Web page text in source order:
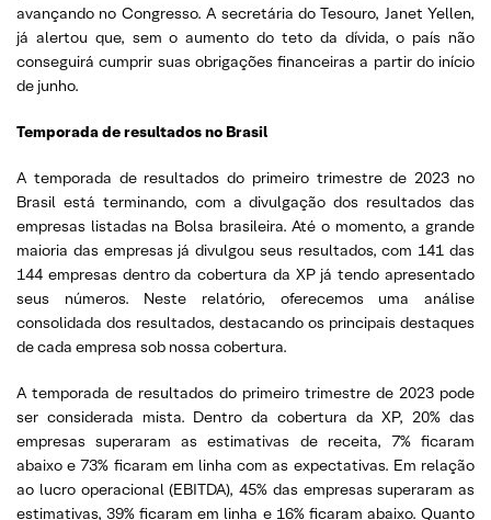
avançando no Congresso. A secretária do Tesouro, Janet Yellen,
já alertou que, sem o aumento do teto da dívida, o país não
conseguirá cumprir suas obrigações financeiras a partir do início
de junho.
Temporada de resultados no Brasil
A temporada de resultados do primeiro trimestre de 2023 no
Brasil está terminando, com a divulgação dos resultados das
empresas listadas na Bolsa brasileira. Até o momento, a grande
maioria das empresas já divulgou seus resultados, com 141 das
144 empresas dentro da cobertura da XP já tendo apresentado
seus números. Neste relatório, oferecemos uma análise
consolidada dos resultados, destacando os principais destaques
de cada empresa sob nossa cobertura.
A temporada de resultados do primeiro trimestre de 2023 pode
ser considerada mista. Dentro da cobertura da XP, 20% das
empresas superaram as estimativas de receita, 7% ficaram
abaixo e 73% ficaram em linha com as expectativas. Em relação
ao lucro operacional (EBITDA), 45% das empresas superaram as
estimativas, 39% ficaram em linha e 16% ficaram abaixo. Quanto